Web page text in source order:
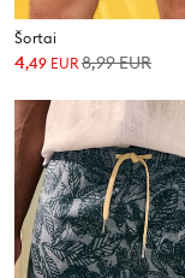
Šortai
4,49 EUR 8,99EUR